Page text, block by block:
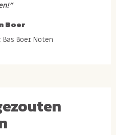
Boer
Bas Boer Noten